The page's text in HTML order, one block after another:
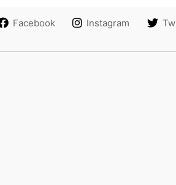
Facebook Instagram